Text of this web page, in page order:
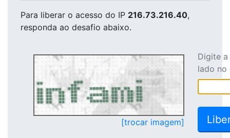
Para liberar o acesso do IP 216.73.216.40,
responda ao desafio abaixo.
[trocar imagem]
Digite
lado no